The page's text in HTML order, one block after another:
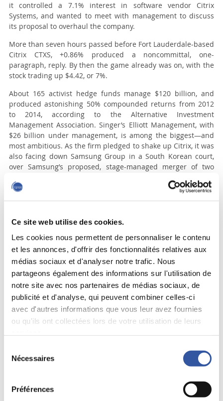
Ce site web utilise des cookies.
Les cookies nous permettent de personnaliser le contenu
et les annonces, d'offrir des fonctionnalités relatives aux
médias sociaux et d'analyser notre trafic. Nous
partageons également des informations sur l'utilisation de
notre site avec nos partenaires de médias sociaux, de
publicité et d'analyse, qui peuvent combiner celles-ci
avec d'autres informations que vous leur avez fournies
ou qu'ils ont collectées lors de votre utilisation de leurs
Nécessaires
Préférences
it controlled a 7.1% interest in software vendor Citrix
Systems, and wanted to meet with management to discuss
its proposal to overhaul the company.
More than seven hours passed before Fort Lauderdale-based
Citrix CTXS, +0.86% produced a noncommittal, one-
paragraph, reply. By then the game already was on, with the
stock trading up $4.42, or 7%.
About 165 activist hedge funds manage $120 billion, and
produced astonishing 50% compounded returns from 2012
to 2014, according to the Alternative Investment
Management Association. Singer’s Elliott Management, with
$26 billion under management, is among the biggest—and
most ambitious. As the firm pledged to shake up Citrix, it was
also facing down Samsung Group in a South Korean court,
over Samsung’s proposed, stage-managed merger of two
In a public letter, senior portfolio manager Jesse Cohn told
2016, up from the previous day’s closing price of $65.97. The
path to prosperity was to slash operating costs, consolidate
distribution channels and product portfolio, trim spending
on “speculative R&D initiatives without clear route-to-market
or tangible competitive advantage” and buy back up to 38%
of its shares. »
Lire la suite
Mots clés: Activisme Fonds de couverture
Gouvernance américaine